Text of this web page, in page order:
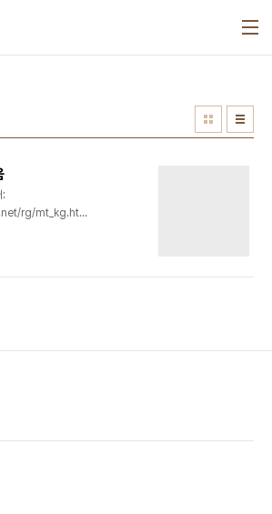
:
rg/mt_kg.htm
강원 춘천 서면 가리
경기 연천 신서